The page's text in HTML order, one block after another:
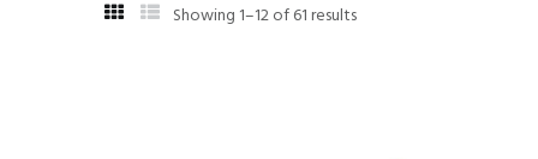
Showing 1–12 of 61 results